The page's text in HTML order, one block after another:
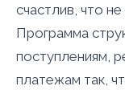
счастлив, что
Программа
поступлениям,
платежам так,